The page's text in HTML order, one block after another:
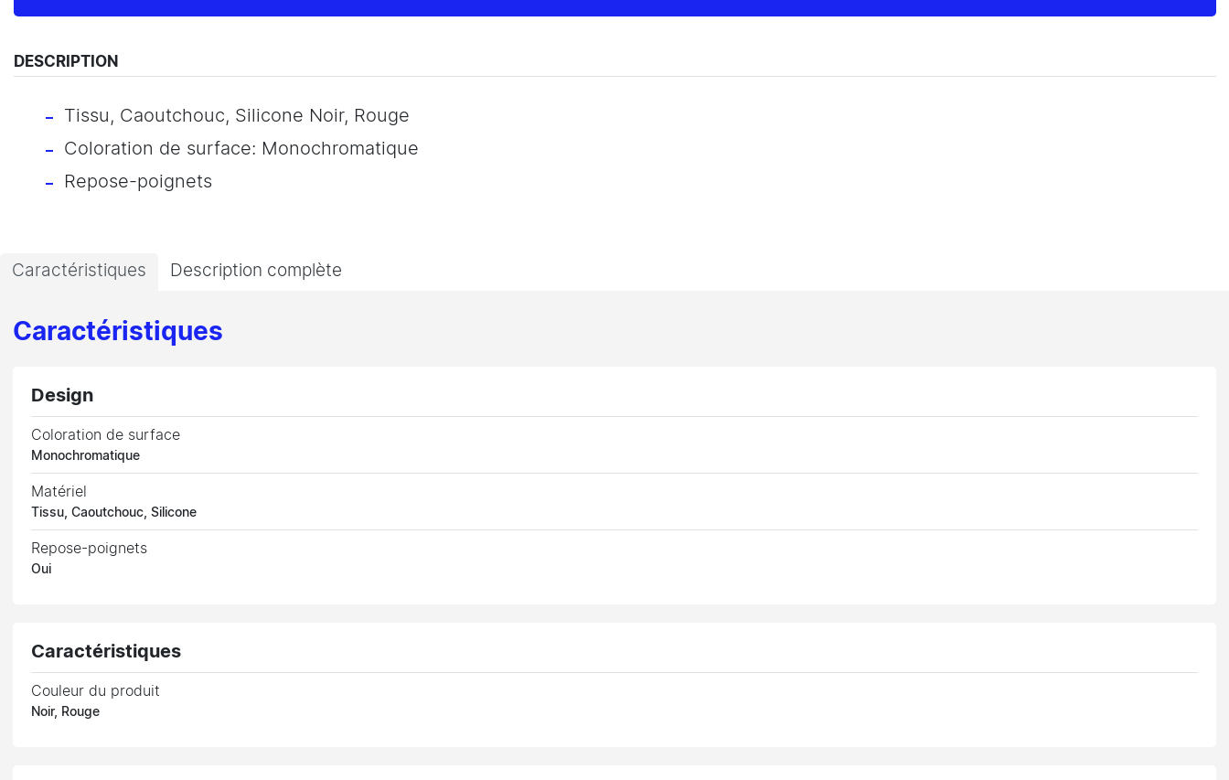
DESCRIPTION
Tissu, Caoutchouc, Silicone Noir, Rouge
Coloration de surface: Monochromatique
Repose-poignets
Caractéristiques Description complète
Caractéristiques
Design
Coloration de surface
Monochromatique
Matériel
Tissu, Caoutchouc, Silicone
Repose-poignets
Oui
Caractéristiques
Couleur du produit
Noir, Rouge